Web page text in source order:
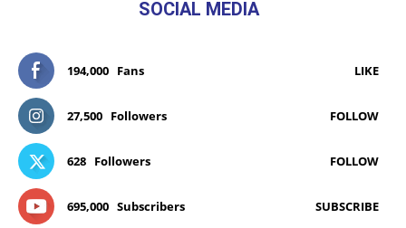
SOCIAL MEDIA
194,000 Fans LIKE
27,500 Followers FOLLOW
628 Followers FOLLOW
695,000 Subscribers SUBSCRIBE